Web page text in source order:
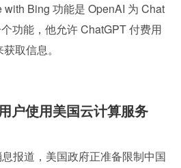
Bing 功能是 OpenAI 为 Chat
功能，他允许 ChatGPT 付费用
取信息。
户使用美国云计算服务
报道，美国政府正准备限制中国